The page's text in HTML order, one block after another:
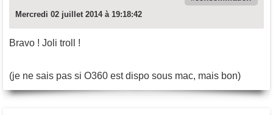
Mercredi 02 juillet 2014 à 19:18:42
Bravo ! Joli troll !
(je ne sais pas si O360 est dispo sous mac, mais bon)